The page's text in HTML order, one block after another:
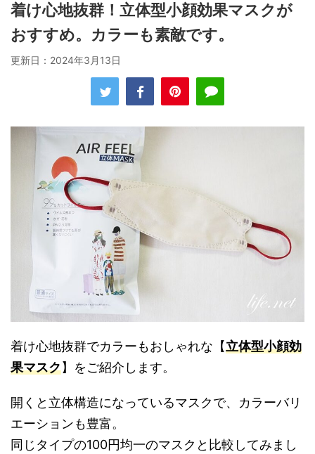
着け心地抜群！立体型小顔効果マスクが
おすすめ。カラーも素敵です。
更新日： 2024年3月13日
着け心地抜群でカラーもおしゃれな【立体型小顔効
果マスク】をご紹介します。
開くと立体構造になっているマスクで、カラーバリ
エーションも豊富。
同じタイプの100円均一のマスクと比較してみまし